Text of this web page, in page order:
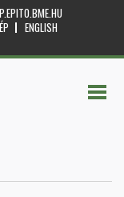
ENGLISH